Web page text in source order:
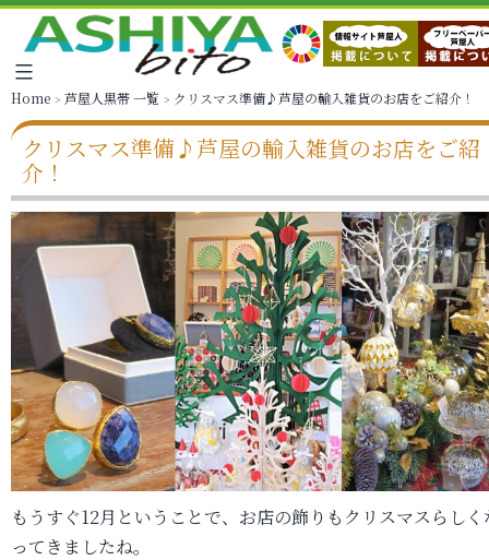
Home 芦屋人黒帯 一覧 クリスマス準備♪芦屋の輸入雑貨のお店をご紹介！
クリスマス準備♪芦屋の輸入雑貨のお店をご紹
介！
もうすぐ12月ということで、お店の飾りもクリスマスらしく
ってきましたね。